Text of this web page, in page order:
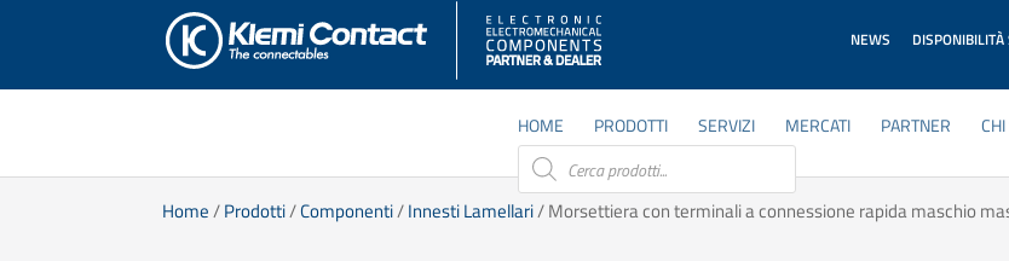
NEWS DISPONIBILITÀ
HOME PRODOTTI SERVIZI MERCATI PARTNER
Products
search
Home/Prodotti/Componenti/Innesti Lamellari/ Morsettiera con terminali a connessione rapida maschio